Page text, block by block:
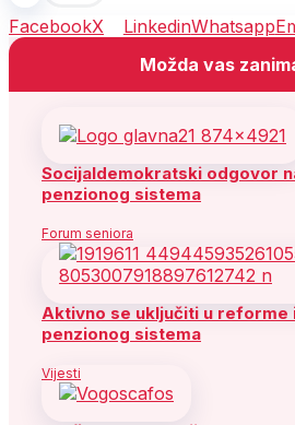
FacebookX LinkedinWhatsapp
Možda vas
Socijaldemokratski odgovor
penzionog sistema
Forum seniora
Aktivno se uključiti u reforme
penzionog sistema
Vijesti